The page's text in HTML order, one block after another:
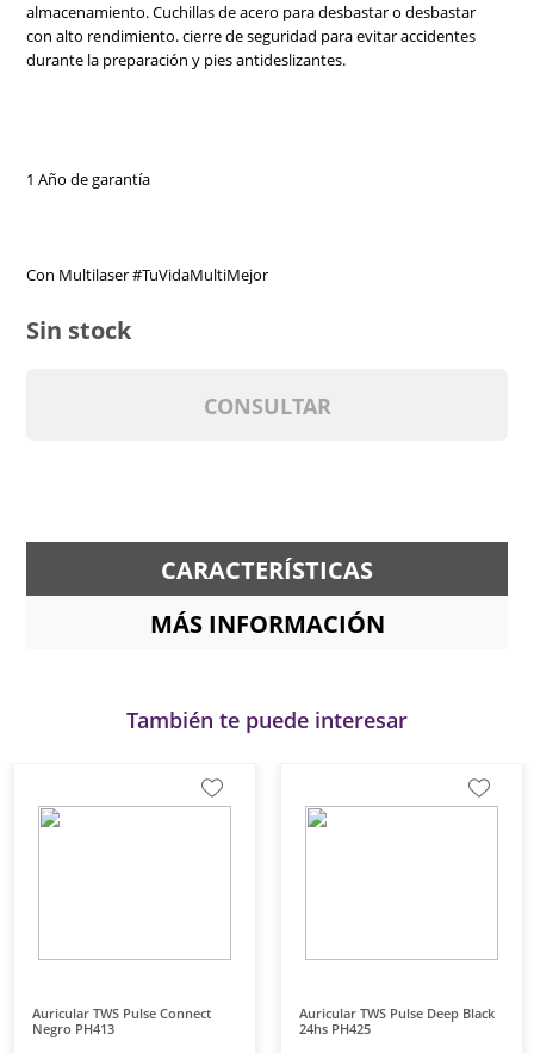
almacenamiento. Cuchillas de acero para desbastar o desbastar
con alto rendimiento. cierre de seguridad para evitar accidentes
durante la preparación y pies antideslizantes.
1 Año de garantía
Con Multilaser #TuVidaMultiMejor
Sin stock
CONSULTAR
CARACTERÍSTICAS
MÁS INFORMACIÓN
También te puede interesar
Auricular TWS Pulse Connect
Negro PH413
Auricular TWS Pulse Deep Black
24hs PH425